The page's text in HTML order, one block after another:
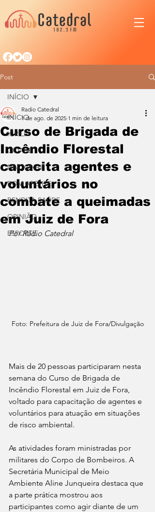
Post
INÍCIO
IGREJA
CIDADE
NACIONAL
BOM APETITE
BENDITA SAÚDE
OPINIÃO
ESPORTE
INÍCIO
Curso de Brigada de
Incêndio Florestal
capacita agentes e
voluntários no
combate a queimadas
em Juiz de Fora
Radio Catedral
1 de ago. de 2025 1 min de leitura
Por Rádio Catedral
Foto: Prefeitura de Juiz de Fora/Divulgação
Mais de 20 pessoas participaram nesta
semana do Curso de Brigada de
Incêndio Florestal em Juiz de Fora,
voltado para capacitação de agentes e
voluntários para atuação em situações
de risco ambiental.
As atividades foram ministradas por
militares do Corpo de Bombeiros. A
Secretária Municipal de Meio
Ambiente Aline Junqueira destaca que
a parte prática mostrou aos
participantes como agir diante de um